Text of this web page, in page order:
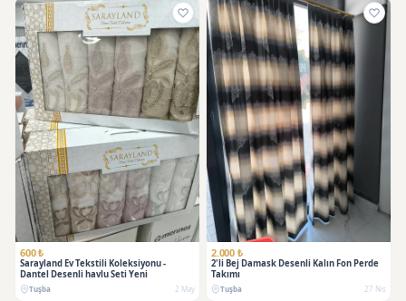
600 ₺
Sarayland Ev Tekstili Koleksiyonu -
Dantel Desenli havlu Seti Yeni
Tuşba 2 May
SATILDI
2.000 ₺
2'li Bej Damask Desenli Kalın Fon Perde
Takımı
Tuşba 27 Nis